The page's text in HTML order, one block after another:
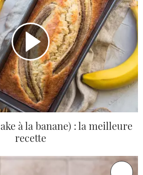
à la banane) : la meilleure
recette